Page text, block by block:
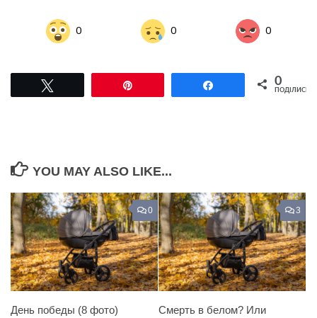
0 0 0
Поділитися0
ПОДІЛИСЬ
YOU MAY ALSO LIKE...
0
День победы (8 фото)
3
Смерть в белом? Или